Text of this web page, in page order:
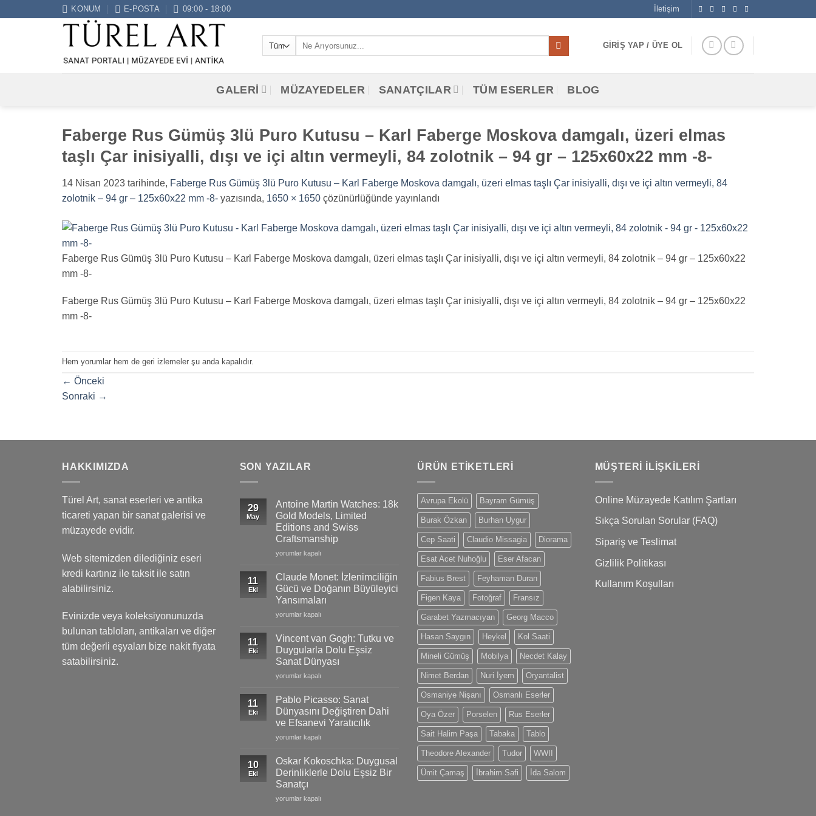
KONUM E-POSTA 09:00 - 18:00 İletişim
GIRIŞ YAP / ÜYE OL
GALERİ MÜZAYEDELER SANATÇILAR TÜM ESERLER BLOG
Faberge Rus Gümüş 3lü Puro Kutusu – Karl Faberge Moskova damgalı, üzeri elmas
taşlı Çar inisiyalli, dışı ve içi altın vermeyli, 84 zolotnik – 94 gr – 125x60x22 mm -8-
14 Nisan 2023 tarihinde, Faberge Rus Gümüş 3lü Puro Kutusu – Karl Faberge Moskova damgalı, üzeri elmas taşlı Çar inisiyalli, dışı ve içi altın vermeyli, 84
zolotnik – 94 gr – 125x60x22 mm -8- yazısında, 1650 × 1650 çözünürlüğünde yayınlandı
Faberge Rus Gümüş 3lü Puro Kutusu – Karl Faberge Moskova damgalı, üzeri elmas taşlı Çar inisiyalli, dışı ve içi altın vermeyli, 84 zolotnik – 94 gr – 125x60x22
mm -8-
Faberge Rus Gümüş 3lü Puro Kutusu – Karl Faberge Moskova damgalı, üzeri elmas taşlı Çar inisiyalli, dışı ve içi altın vermeyli, 84 zolotnik – 94 gr – 125x60x22
mm -8-
Hem yorumlar hem de geri izlemeler şu anda kapalıdır.
← Önceki
Sonraki →
HAKKIMIZDA
Türel Art, sanat eserleri ve antika
ticareti yapan bir sanat galerisi ve
müzayede evidir.
Web sitemizden dilediğiniz eseri
kredi kartınız ile taksit ile satın
alabilirsiniz.
Evinizde veya koleksiyonunuzda
bulunan tabloları, antikaları ve diğer
tüm değerli eşyaları bize nakit fiyata
satabilirsiniz.
SON YAZILAR
29
May
Antoine Martin Watches: 18k
Gold Models, Limited
Editions and Swiss
Craftsmanship
Antoine
Watches:
18k
Gold
Models,
Limited
and
Swiss
Craftsmanship
için
yorumlar kapalı
11
Eki
Claude Monet: İzlenimciliğin
Gücü ve Doğanın Büyüleyici
Yansımaları
Claude
İzlenimciliğin
Gücü
ve
Doğanın
Büyüleyici
için
yorumlar kapalı
11
Eki
Vincent van Gogh: Tutku ve
Duygularla Dolu Eşsiz
Sanat Dünyası
Vincent
Gogh:
Tutku
ve
Duygularla
Dolu
Sanat
Dünyası
için
yorumlar kapalı
11
Eki
Pablo Picasso: Sanat
Dünyasını Değiştiren Dahi
ve Efsanevi Yaratıcılık
Pablo
Sanat
Dünyasını
Değiştiren
Dahi
ve
yorumlar kapalı
10
Eki
Oskar Kokoschka: Duygusal
Derinliklerle Dolu Eşsiz Bir
Sanatçı
Oskar
yorumlar kapalı
ÜRÜN ETIKETLERI
Avrupa Ekolü Bayram Gümüş
Burak Özkan Burhan Uygur
Cep Saati Claudio Missagia Diorama
Esat Acet Nuhoğlu Eser Afacan
Fabius Brest Feyhaman Duran
Figen Kaya Fotoğraf Fransız
Garabet Yazmacıyan Georg Macco
Hasan Saygın Heykel Kol Saati
Mineli Gümüş Mobilya Necdet Kalay
Nimet Berdan Nuri İyem Oryantalist
Osmaniye Nişanı Osmanlı Eserler
Oya Özer Porselen Rus Eserler
Sait Halim Paşa Tabaka Tablo
Theodore Alexander Tudor WWII
Ümit Çamaş İbrahim Safi İda Salom
MÜŞTERI İLIŞKILERI
Online Müzayede Katılım Şartları
Sıkça Sorulan Sorular (FAQ)
Sipariş ve Teslimat
Gizlilik Politikası
Kullanım Koşulları